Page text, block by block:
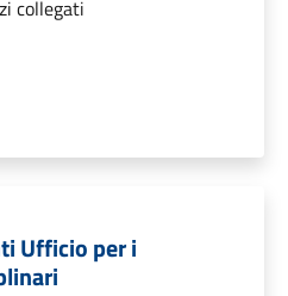
collegati
Ufficio per i